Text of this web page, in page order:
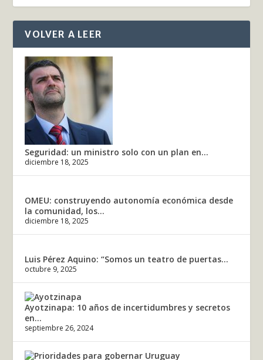
VOLVER A LEER
Seguridad: un ministro solo con un plan en...
diciembre 18, 2025
OMEU: construyendo autonomía económica desde
la comunidad, los...
diciembre 18, 2025
Luis Pérez Aquino: “Somos un teatro de puertas...
octubre 9, 2025
Ayotzinapa: 10 años de incertidumbres y secretos
en...
septiembre 26, 2024